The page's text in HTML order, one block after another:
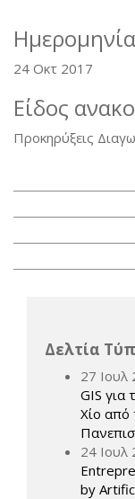
24 Οκτ 2017
Είδος
Προκηρύξεις
Δελτία
27 Ιουλ
GIS για
Χίο από
24 Ιουλ
by